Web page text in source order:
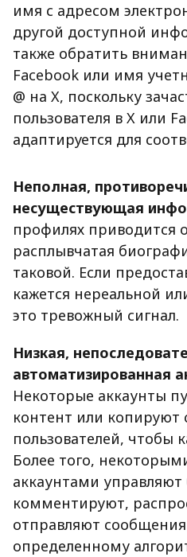
имя с адресом
другой доступной
также обратить
Facebook или имя
@ на X, поскольку
пользователя в X или
адаптируется для
Неполная,
несуществующая
профилях приводится
расплывчатая
таковой. Если
кажется нереальной
это тревожный сигнал.
Низкая,
автоматизированная
Некоторые аккаунты
контент или копируют
пользователей, чтобы
Более того,
аккаунтами
комментируют,
отправляют
определенному